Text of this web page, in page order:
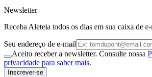
Newsletter
Receba Aleteia todos os dias em sua caixa de
Seu endereço de e-mail
Aceito receber a newsletter. Consulte nossa
privacidade para saber mais.
Inscrever-se